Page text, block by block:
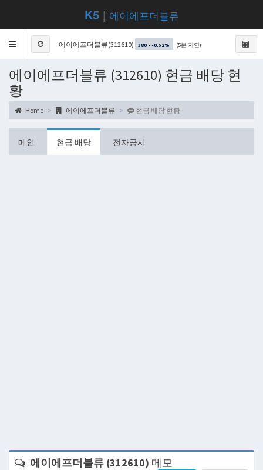
K5| 에이에프더블류
Toggle
navigation
에이에프더블류(312610) 380 - -0.52% (5분 지연)
에이에프더블류 (312610) 현금 배당 현
황
Home 에이에프더블류 현금 배당 현황
메인 현금 배당 전자공시
에이에프더블류 (312610) 메모